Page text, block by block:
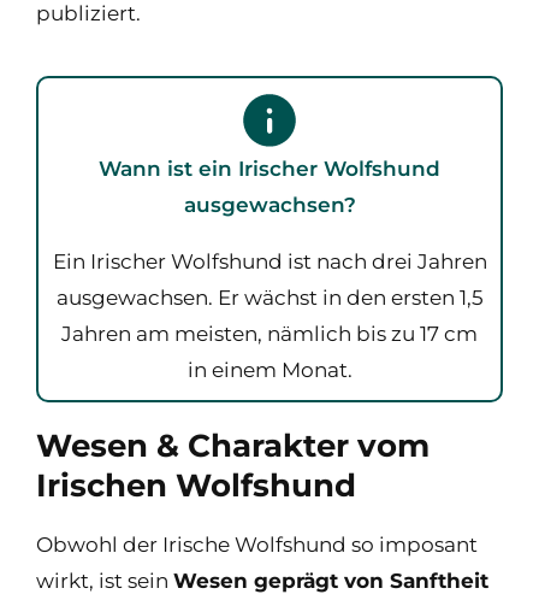
publiziert.
Wann ist ein Irischer Wolfshund
ausgewachsen?
Ein Irischer Wolfshund ist nach drei Jahren
ausgewachsen. Er wächst in den ersten 1,5
Jahren am meisten, nämlich bis zu 17 cm
in einem Monat.
Wesen & Charakter vom
Irischen Wolfshund
Obwohl der Irische Wolfshund so imposant
wirkt, ist sein Wesen geprägt von Sanftheit